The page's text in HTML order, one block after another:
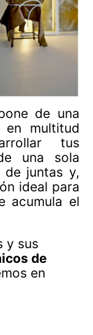
de una
en multitud
tus
una sola
de juntas y,
ideal para
acumula el
y sus
de
en